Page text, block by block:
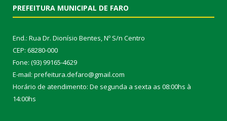
PREFEITURA MUNICIPAL DE FARO
End.: Rua Dr. Dionísio Bentes, Nº S/n Centro
CEP: 68280-000
Fone: (93) 99165-4629
E-mail: prefeitura.defaro@gmail.com
Horário de atendimento: De segunda a sexta as 08:00hs à
14:00hs